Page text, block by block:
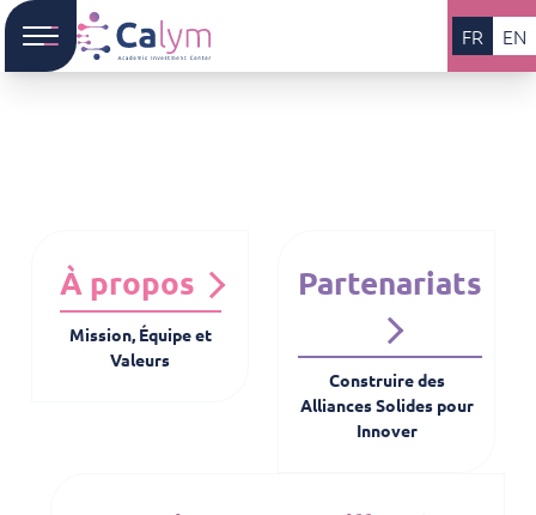
FR EN
À propos
Mission, Équipe et
Valeurs
Partenariats
Construire des
Alliances Solides pour
Innover